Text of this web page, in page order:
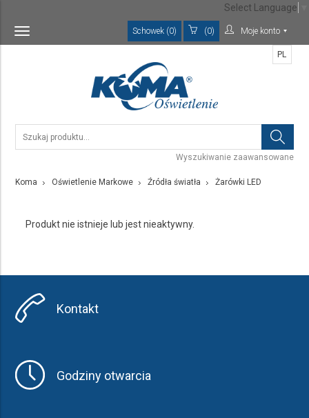
Toggle
navigation
Schowek (0) (0) Moje konto
Wyszukiwanie zaawansowane
PL
Koma Oświetlenie Markowe Źródła światła Żarówki LED
Produkt nie istnieje lub jest nieaktywny.
Kontakt
Godziny otwarcia
Select Language